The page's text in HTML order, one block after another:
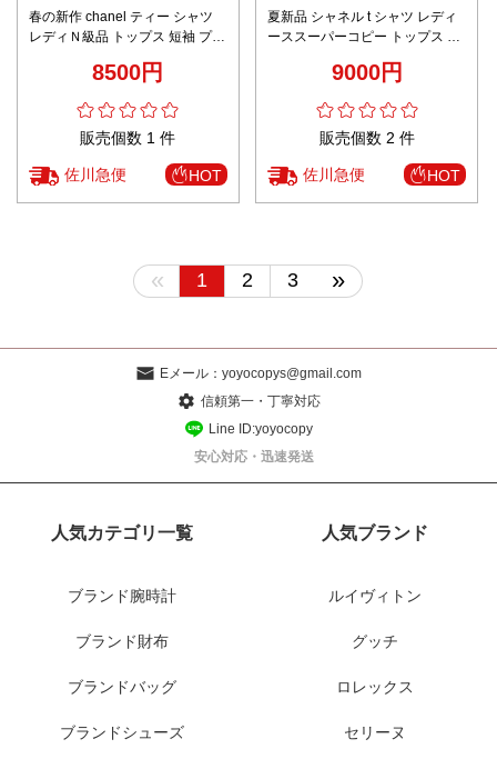
春の新作 chanel ティー シャツ
レディＮ級品 トップス 短袖 プリ
8500円
販売個数 1 件
佐川急便 HOT
夏新品 シャネル t シャツ レディ
ーススーパーコピー トップス 短
9000円
販売個数 2 件
佐川急便 HOT
« 1 2 3 »
Eメール： yoyocopys@gmail.com
信頼第一・丁寧対応
Line ID:yoyocopy
安心対応・迅速発送
人気カテゴリ一覧
ブランド腕時計
ブランド財布
ブランドバッグ
ブランドシューズ
人気ブランド
ルイヴィトン
グッチ
ロレックス
セリーヌ